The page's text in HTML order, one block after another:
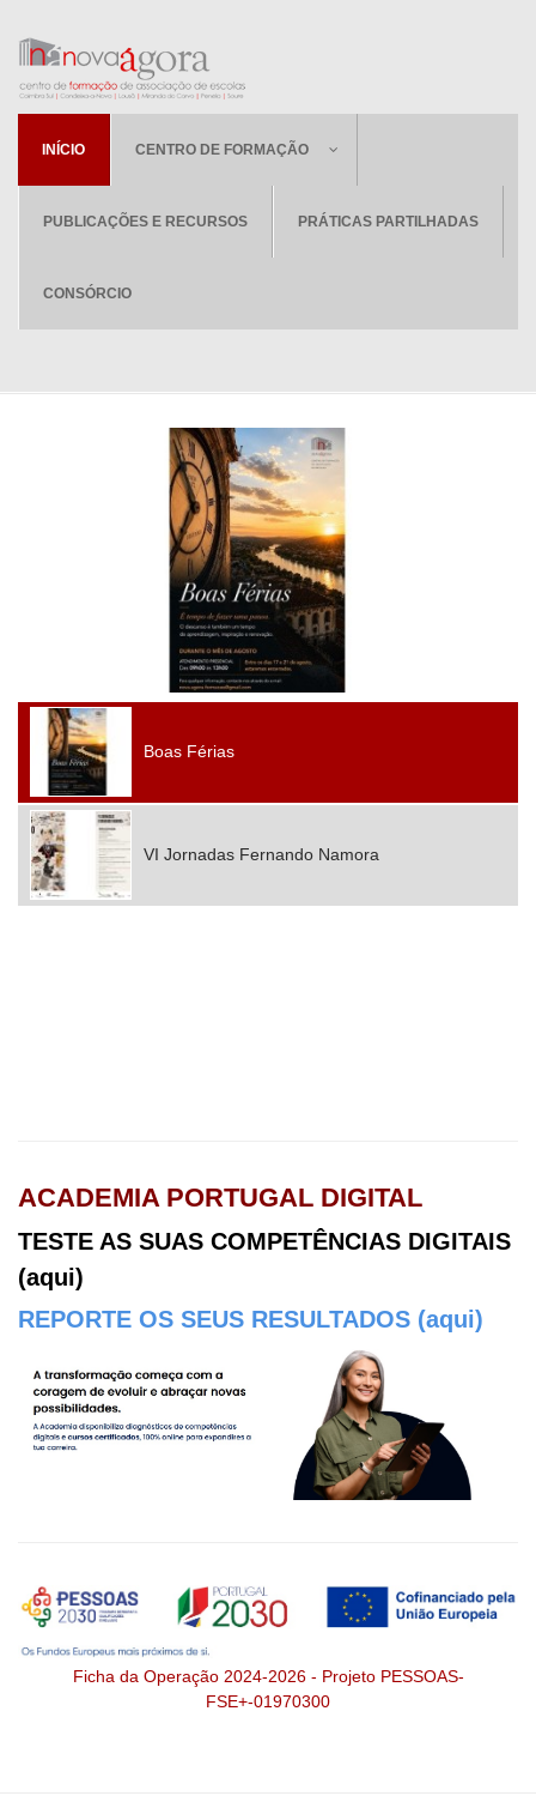
INÍCIO CENTRO DE FORMAÇÃO
PUBLICAÇÕES E RECURSOS PRÁTICAS PARTILHADAS
CONSÓRCIO
Boas Férias
VI Jornadas Fernando Namora
ACADEMIA PORTUGAL DIGITAL
TESTE AS SUAS COMPETÊNCIAS DIGITAIS
(aqui)
REPORTE OS SEUS RESULTADOS (aqui)
Ficha da Operação 2024-2026 - Projeto PESSOAS-
FSE+-01970300